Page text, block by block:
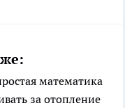
математика
за отопление